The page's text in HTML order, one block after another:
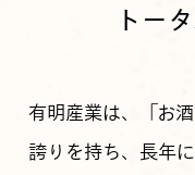
トー
有明産業は、「お
誇りを持ち、長年